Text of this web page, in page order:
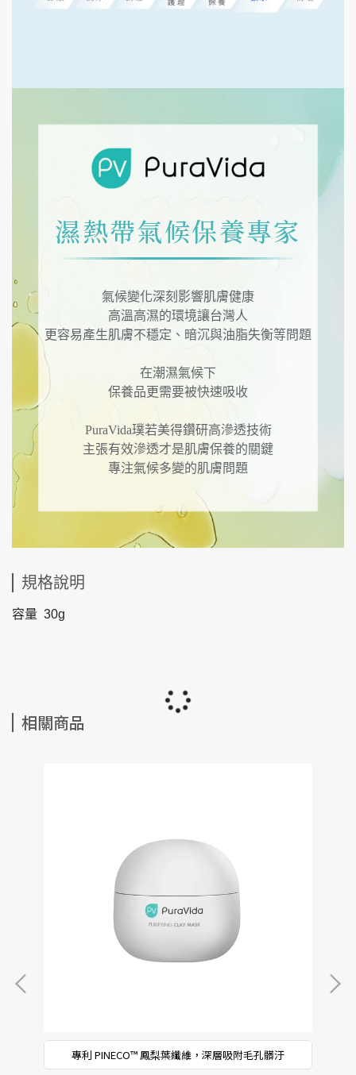
濕熱帶氣候保養專家
氣候變化深刻影響肌膚健康
高溫高濕的環境讓台灣人
更容易產生肌膚不穩定、暗沉與油脂失衡等問題
在潮濕氣候下
保養品更需要被快速吸收
PuraVida璞若美得鑽研高滲透技術
主張有效滲透才是肌膚保養的關鍵
專注氣候多變的肌膚問題
規格說明
容量 30g
相關商品
專利 PINECO™ 鳳梨葉纖維，深層吸附毛孔髒汙